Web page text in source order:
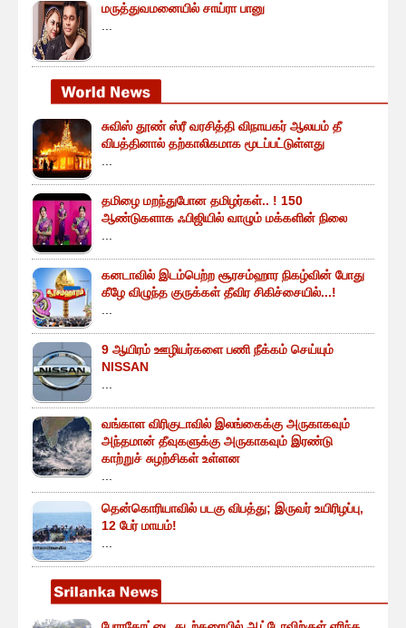
மருத்துவமனையில் சாய்ரா பானு
...
சுவிஸ் தூண் ஸ்ரீ வரசித்தி விநாயகர் ஆலயம் தீ
விபத்தினால் தற்காலிகமாக மூடப்பட்டுள்ளது
...
தமிழை மறந்துபோன தமிழர்கள்.. ! 150
ஆண்டுகளாக ஃபிஜியில் வாழும் மக்களின் நிலை
...
கனடாவில் இடம்பெற்ற சூரசம்ஹார நிகழ்வின் போது
கீழே விழுந்த குருக்கள் தீவிர சிகிச்சையில்...!
...
9 ஆயிரம் ஊழியர்களை பணி நீக்கம் செய்யும்
NISSAN
...
வங்காள விரிகுடாவில் இலங்கைக்கு அருகாகவும்
அந்தமான் தீவுகளுக்கு அருகாகவும் இரண்டு
காற்றுச் சுழற்சிகள் உள்ளன
...
தென்கொரியாவில் படகு விபத்து; இருவர் உயிரிழப்பு,
12 பேர் மாயம்!
...